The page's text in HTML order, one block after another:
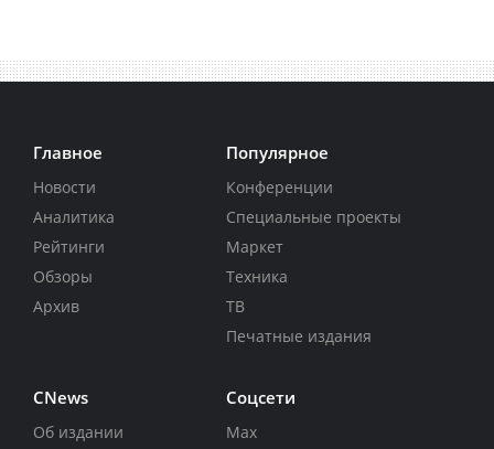
Главное
Новости
Аналитика
Рейтинги
Обзоры
Архив
Популярное
Конференции
Специальные проекты
Маркет
Техника
ТВ
Печатные издания
CNews
Об издании
Соцсети
Max